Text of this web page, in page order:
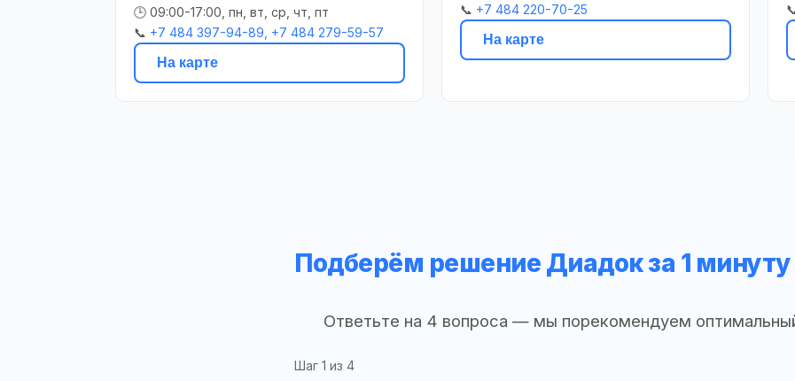
🕒 09:00-17:00, пн, вт, ср, чт, пт
📞 +7 484 397-94-89, +7 484 279-59-57
На карте
📞 +7 484 220-70-25
На карте
Подберём решение Диадок за 1 минуту
Ответьте на 4 вопроса — мы порекомендуем
Шаг 1 из 4